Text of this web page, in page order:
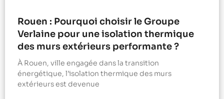
Rouen : Pourquoi choisir le Groupe
Verlaine pour une isolation thermique
des murs extérieurs performante ?
À Rouen, ville engagée dans la transition
énergétique, l’isolation thermique des murs
extérieurs est devenue